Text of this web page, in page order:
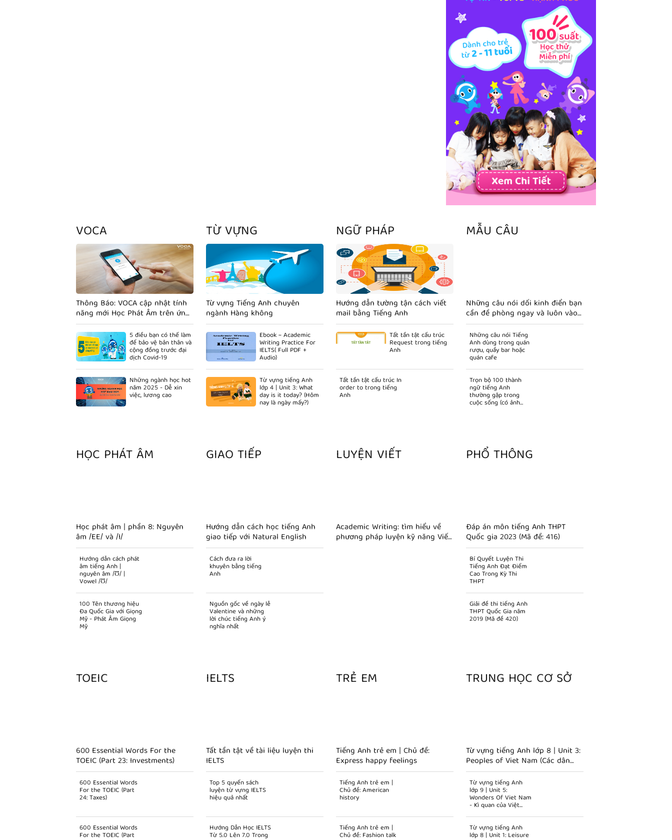
VOCA
Thông Báo: VOCA cập nhật tính
năng mới Học Phát Âm trên ứng
dụng Smartphone.
5 điều bạn có thể làm
để bảo vệ bản thân và
cộng đồng trước đại
dịch Covid-19
Những ngành học hot
năm 2025 - Dễ xin
việc, lương cao
TỪ VỰNG
Từ vựng Tiếng Anh chuyên
ngành Hàng không
Ebook ~ Academic
Writing Practice For
IELTS( Full PDF +
Audio)
Từ vựng tiếng Anh
lớp 4 | Unit 3: What
day is it today? (Hôm
nay là ngày mấy?)
NGỮ PHÁP
Hướng dẫn tường tận cách viết
mail bằng Tiếng Anh
Tất tần tật cấu trúc
Request trong tiếng
Anh
Tất tần tật cấu trúc In
order to trong tiếng
Anh
MẪU CÂU
Những câu nói dối kinh điển bạn
cần đề phòng ngay và luôn vào
ngày cá tháng tư
Những câu nói Tiếng
Anh dùng trong quán
rượu, quầy bar hoặc
quán cafe
Trọn bộ 100 thành
ngữ tiếng Anh
thường gặp trong
cuộc sống (có ảnh
HỌC PHÁT ÂM
Học phát âm | phần 8: Nguyên
âm /EE/ và /I/
Hướng dẫn cách phát
âm tiếng Anh |
nguyên âm /Ʊ/ |
Vowel /Ʊ/
100 Tên thương hiệu
Đa Quốc Gia với Giọng
Mỹ - Phát Âm Giọng
Mỹ
GIAO TIẾP
Hướng dẫn cách học tiếng Anh
giao tiếp với Natural English
Cách đưa ra lời
khuyên bằng tiếng
Anh
Nguồn gốc về ngày lễ
Valentine và những
lời chúc tiếng Anh ý
nghĩa nhất
LUYỆN VIẾT
Academic Writing: tìm hiểu về
phương pháp luyện kỹ năng Viết
PHỔ THÔNG
Đáp án môn tiếng Anh THPT
Quốc gia 2023 (Mã đề: 416)
Bí Quyết Luyện Thi
Tiếng Anh Đạt Điểm
Cao Trong Kỳ Thi
THPT
Giải đề thi tiếng Anh
THPT Quốc Gia năm
2019 (Mã đề 420)
TOEIC
600 Essential Words For the
TOEIC (Part 23: Investments)
600 Essential Words
For the TOEIC (Part
24: Taxes)
600 Essential Words
For the TOEIC (Part
IELTS
Tất tần tật về tài liệu luyện thi
IELTS
Top 5 quyển sách
luyện từ vựng IELTS
hiệu quả nhất
Hướng Dẫn Học IELTS
Từ 5.0 Lên 7.0 Trong
TRẺ EM
Tiếng Anh trẻ em | Chủ đề:
Express happy feelings
Tiếng Anh trẻ em |
Chủ đề: American
history
Tiếng Anh trẻ em |
Chủ đề: Fashion talk
TRUNG HỌC CƠ SỞ
Từ vựng tiếng Anh lớp 8 | Unit 3:
Peoples of Viet Nam (Các dân
tộc Việt Nam)
Từ vựng tiếng Anh
lớp 9 | Unit 5:
Wonders Of Viet Nam
- Kì quan của Việt
Từ vựng tiếng Anh
lớp 8 | Unit 1: Leisure